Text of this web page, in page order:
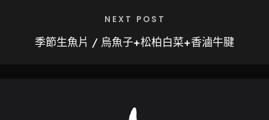
NEXT POST
季節生魚片 / 烏魚子+松柏白菜+香滷牛腱